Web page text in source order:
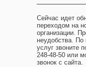
Сейчас идет
переходом на
организации.
неудобства. По
услуг звоните
248-48-50 или
звонок с сайта.